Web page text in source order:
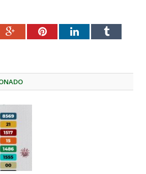
Google+PinterestLinkedInTumblr